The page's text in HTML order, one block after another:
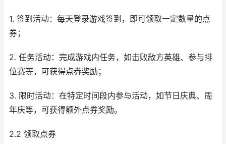
1. 签到活动：每天登录游戏签到，即可领取一定数量的点
券；
2. 任务活动：完成游戏内任务，如击败敌方英雄、参与排
位赛等，可获得点券奖励；
3. 限时活动：在特定时间段内参与活动，如节日庆典、周
年庆等，可获得额外点券奖励。
2.2 领取点券